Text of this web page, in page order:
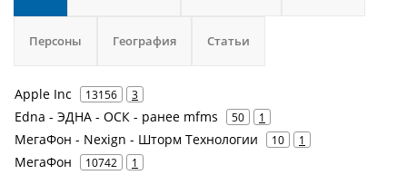
Персоны География Статьи
Apple Inc 13156 3
Edna - ЭДНА - ОСК - ранее mfms 50 1
МегаФон - Nexign - Шторм Технологии 10 1
МегаФон 10742 1